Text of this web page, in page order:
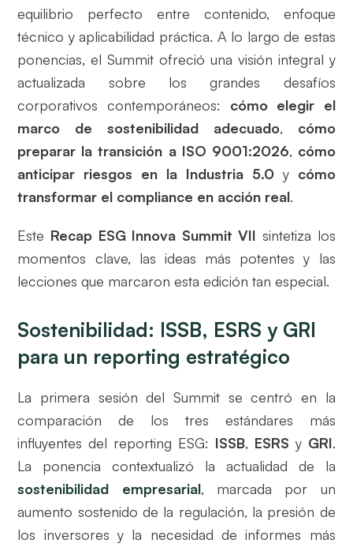
equilibrio perfecto entre contenido, enfoque
técnico y aplicabilidad práctica. A lo largo de estas
ponencias, el Summit ofreció una visión integral y
actualizada sobre los grandes desafíos
corporativos contemporáneos: cómo elegir el
marco de sostenibilidad adecuado, cómo
preparar la transición a ISO 9001:2026, cómo
anticipar riesgos en la Industria 5.0y cómo
transformar el compliance en acción real.
Este Recap ESG Innova Summit VII sintetiza los
momentos clave, las ideas más potentes y las
lecciones que marcaron esta edición tan especial.
Sostenibilidad: ISSB, ESRS y GRI
para un reporting estratégico
La primera sesión del Summit se centró en la
comparación de los tres estándares más
influyentes del reporting ESG: ISSB, ESRS y GRI.
La ponencia contextualizó la actualidad de la
sostenibilidad empresarial, marcada por un
aumento sostenido de la regulación, la presión de
los inversores y la necesidad de informes más